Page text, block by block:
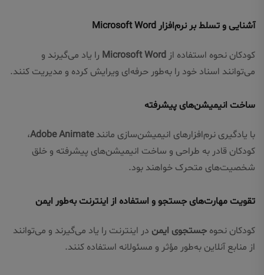
آشنایی و تسلط بر نرم‌افزار Microsoft Word
کودکان نحوه استفاده از Microsoft Word را یاد می‌گیرند و
می‌توانند اسناد خود را به‌طور حرفه‌ای ویرایش کرده و مدیریت کنند.
ساخت انیمیشن‌های پیشرفته
با یادگیری نرم‌افزارهای انیمیشن‌سازی مانندAdobe Animate،
کودکان قادر به طراحی و ساخت انیمیشن‌های پیشرفته و خلق
شخصیت‌های متحرک خواهند بود.
تقویت مهارت‌های جستجو و استفاده از اینترنت به‌طور ایمن
کودکان نحوه جستجوی ایمن در اینترنت را یاد می‌گیرند و می‌توانند
از منابع آنلاین به‌طور مؤثر و مسئولانه استفاده کنند.